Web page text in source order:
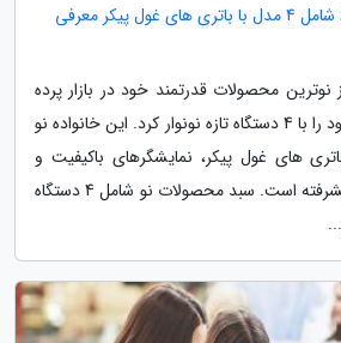
خانواده تازه سری آنر 600 شامل 4 مدل با باتری های غول پیکر معرفی
نوترین محصولات قدرتمند خود در بازار پرده
برداشت و سبد کالایی خود را با 4 دستگاه تازه نونوار کرد. این خانواده نو
های غول پیکر، نمایشگرهای باکیفیت و
دوربین های حرفه ای پیشرفته است. سبد محصولات نو شامل 4 دستگاه